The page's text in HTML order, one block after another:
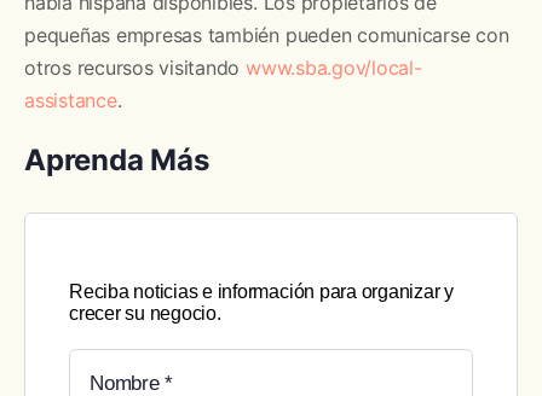
pequeñas empresas también pueden comunicarse con
otros recursos visitando www.sba.gov/local-
assistance.
Aprenda Más
Reciba noticias e información para organizar y
crecer su negocio.
Nombre *